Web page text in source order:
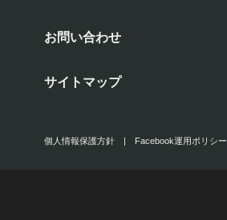
お問い合わせ
サイトマップ
個人情報保護方針 | Facebook運用ポリシー